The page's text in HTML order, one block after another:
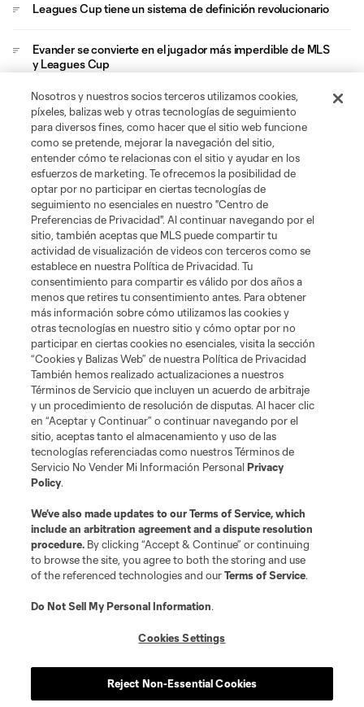
Leagues Cup tiene un sistema de definición revolucionario
Evander se convierte en el jugador más imperdible de MLS
y Leagues Cup
Brais Méndez, el eslabón que une a Zelarayán con Cucho
en el Crew
Acerca de MLS
Social
Tienda
Club Sites
Términos de servicio Política de privacidad
No vender mi información
Cookies Settings
©2026 MLS. El nombre y escudo de la Major League Soccer y MLS son
marcas registradas de League Soccer, L.L.C. (“MLS”). Los nombres y logos
de los equipos de la MLS están registrados y son marcas bajo ley común
desautorizado está prohibido.
Nosotros y nuestros socios terceros utilizamos cookies,
píxeles, balizas web y otras tecnologías de seguimiento
para diversos fines, como hacer que el sitio web funcione
como se pretende, mejorar la navegación del sitio,
entender cómo te relacionas con el sitio y ayudar en los
esfuerzos de marketing. Te ofrecemos la posibilidad de
optar por no participar en ciertas tecnologías de
seguimiento no esenciales en nuestro "Centro de
Preferencias de Privacidad". Al continuar navegando por el
sitio, también aceptas que MLS puede compartir tu
actividad de visualización de videos con terceros como se
establece en nuestra Política de Privacidad. Tu
consentimiento para compartir es válido por dos años a
menos que retires tu consentimiento antes. Para obtener
más información sobre cómo utilizamos las cookies y
otras tecnologías en nuestro sitio y cómo optar por no
participar en ciertas cookies no esenciales, visita la sección
“Cookies y Balizas Web” de nuestra Política de Privacidad
También hemos realizado actualizaciones a nuestros
Términos de Servicio que incluyen un acuerdo de arbitraje
y un procedimiento de resolución de disputas. Al hacer clic
en “Aceptar y Continuar” o continuar navegando por el
sitio, aceptas tanto el almacenamiento y uso de las
tecnologías referenciadas como nuestros Términos de
Servicio No Vender Mi Información PersonalPrivacy
Policy.
We’ve also made updates to ourTerms of Service, which
include an arbitration agreement and a dispute resolution
procedure. By clicking “Accept & Continue” or continuing
to browse the site, you agree to both the storing and use
of the referenced technologies and ourTerms of Service.
Do Not Sell My Personal Information.
Cookies Settings
Reject Non-Essential Cookies